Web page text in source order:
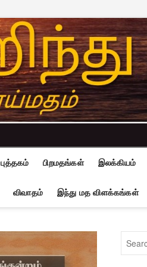
புத்தகம் பிறமதங்கள் இலக்கியம்
விவாதம் இந்து மத விளக்கங்கள்